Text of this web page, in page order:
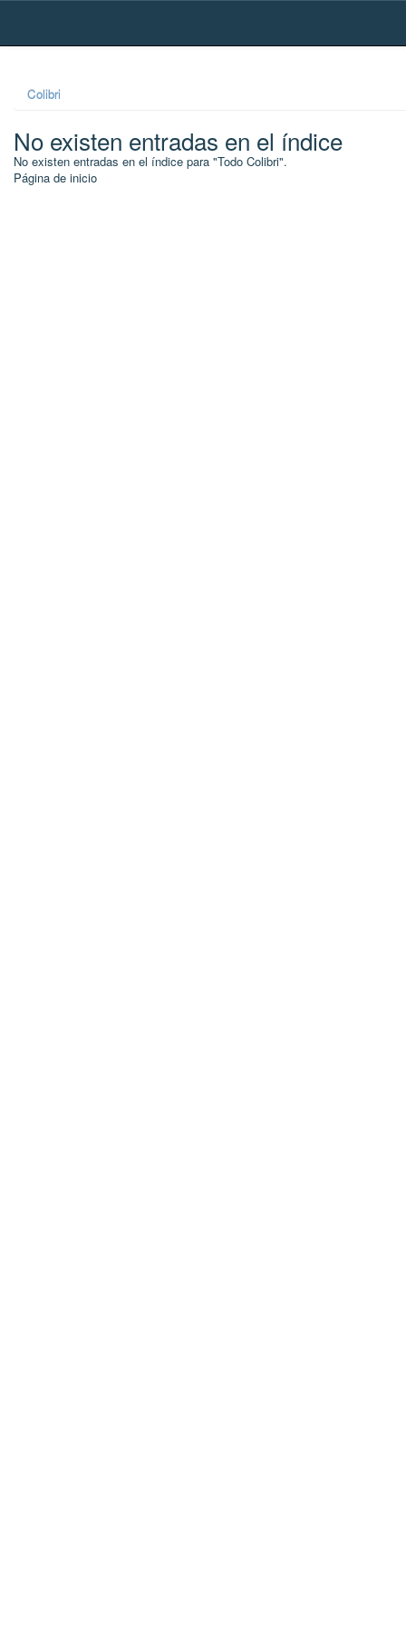
Skip
Colibri
No existen entradas en el índice
No existen entradas en el índice para "Todo Colibri".
Página de inicio